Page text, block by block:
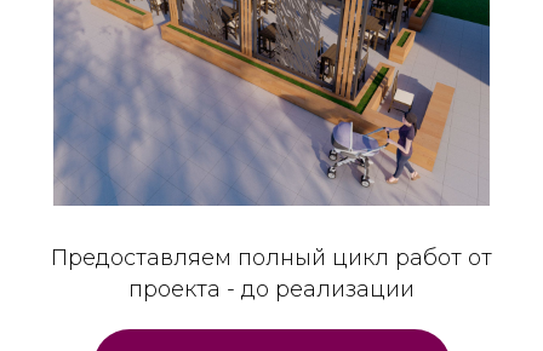
Предоставляем полный цикл работ от
проекта - до реализации